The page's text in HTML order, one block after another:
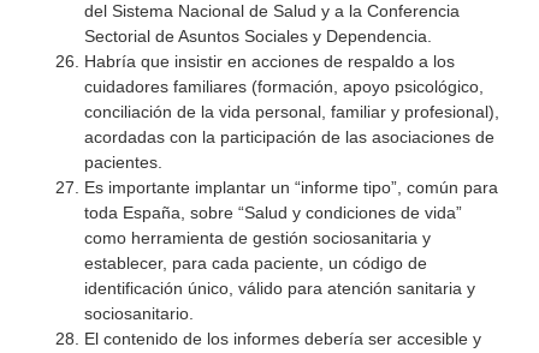
del Sistema Nacional de Salud y a la Conferencia
Sectorial de Asuntos Sociales y Dependencia.
Habría que insistir en acciones de respaldo a los
cuidadores familiares (formación, apoyo psicológico,
conciliación de la vida personal, familiar y profesional),
acordadas con la participación de las asociaciones de
pacientes.
Es importante implantar un “informe tipo”, común para
toda España, sobre “Salud y condiciones de vida”
como herramienta de gestión sociosanitaria y
establecer, para cada paciente, un código de
identificación único, válido para atención sanitaria y
sociosanitario.
El contenido de los informes debería ser accesible y